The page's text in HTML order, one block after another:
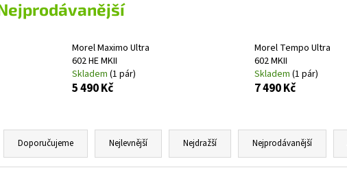
Morel Maximo Ultra
602 HE MKII
Skladem (1 pár)
5 490 Kč
Morel Tempo Ultra
602 MKII
Skladem (1 pár)
7 490 Kč
Ř
Doporučujeme Nejlevnější Nejdražší Nejprodávanější
Doporučujeme